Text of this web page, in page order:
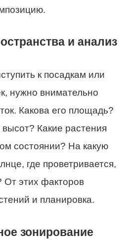
и анализ
к посадкам или
нужно внимательно
Какова его площадь?
Какие растения
состоянии? На какую
где проветривается,
этих факторов
и планировка.
зонирование